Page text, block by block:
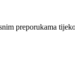
preporukama